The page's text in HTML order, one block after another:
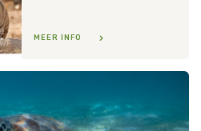
/
MEER INFO